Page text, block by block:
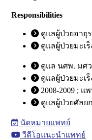
Responsibilities
ดูแลผู้ป่วยอายุ
ดูแลผู้ป่วยมะเร็
ดูแล นศพ. มศ
ดูแลผู้ป่วยมะเ
2008-2009 ; แ
ดูแลผู้ป่วยศัลย
นัดหมายแพทย์
วีดีโอแนะนำแพทย์